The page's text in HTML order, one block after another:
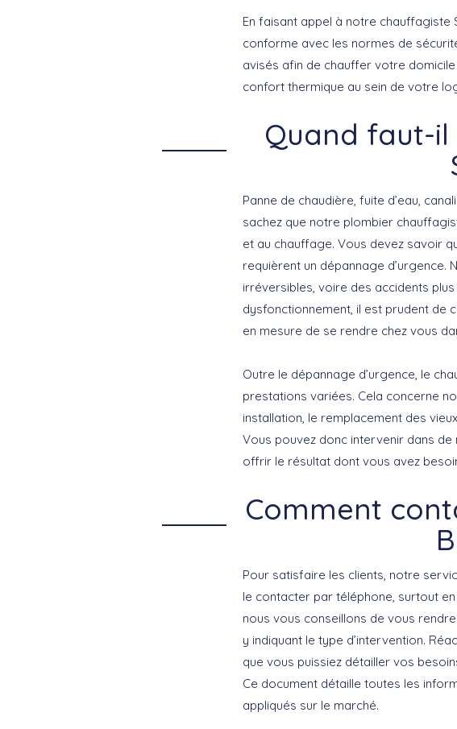
En faisant appel à notre chauffagiste
conforme avec les normes de
avisés afin de chauffer votre
confort thermique au sein de votre
Quand faut-
Panne de chaudière, fuite d’eau,
sachez que notre plombier
et au chauffage. Vous devez savoir
requièrent un dépannage
irréversibles, voire des accidents
dysfonctionnement, il est prudent de
en mesure de se rendre chez vous
Outre le dépannage d’urgence, le
prestations variées. Cela concerne
installation, le remplacement des
Vous pouvez donc intervenir dans
offrir le résultat dont vous avez
Comment
Pour satisfaire les clients, notre
le contacter par téléphone, surtout
nous vous conseillons de vous
y indiquant le type d’intervention.
que vous puissiez détailler vos
Ce document détaille toutes les
appliqués sur le marché.